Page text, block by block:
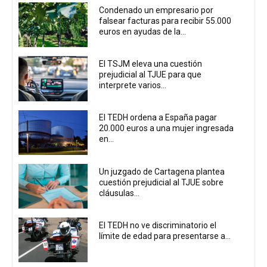
Condenado un empresario por
falsear facturas para recibir 55.000
euros en ayudas de la...
El TSJM eleva una cuestión
prejudicial al TJUE para que
interprete varios...
El TEDH ordena a España pagar
20.000 euros a una mujer ingresada
en...
Un juzgado de Cartagena plantea
cuestión prejudicial al TJUE sobre
cláusulas...
El TEDH no ve discriminatorio el
límite de edad para presentarse a...